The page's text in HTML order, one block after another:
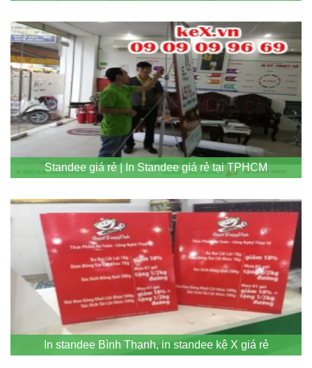
Standee giá rẻ | In Standee giá rẻ tại TPHCM
In standee Bình Thạnh, in standee kệ X giá rẻ